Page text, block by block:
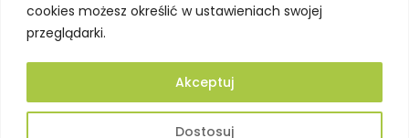
cookies możesz określić w ustawieniach swojej
przeglądarki.
Dostosuj
Akceptuj
Deklaracja dostępności
Polityka prywatności